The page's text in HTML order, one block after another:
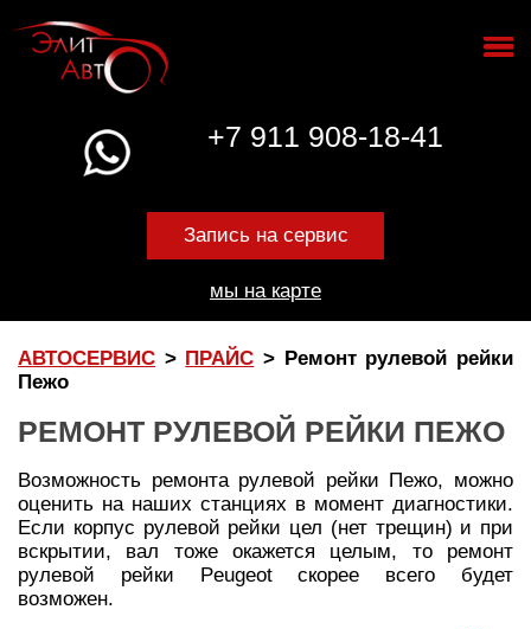
+7 911 908-18-41
Запись на сервис
мы на карте
АВТОСЕРВИС > ПРАЙС > Ремонт рулевой рейки
Пежо
РЕМОНТ РУЛЕВОЙ РЕЙКИ ПЕЖО
Возможность ремонта рулевой рейки Пежо, можно
оценить на наших станциях в момент диагностики.
Если корпус рулевой рейки цел (нет трещин) и при
вскрытии, вал тоже окажется целым, то ремонт
рулевой рейки Peugeot скорее всего будет
возможен.